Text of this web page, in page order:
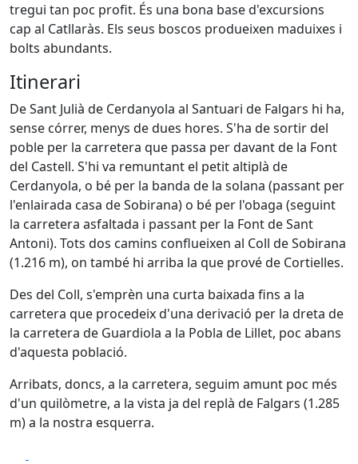
tregui tan poc profit. És una bona base d'excursions
cap al Catllaràs. Els seus boscos produeixen maduixes i
bolts abundants.
Itinerari
De Sant Julià de Cerdanyola al Santuari de Falgars hi ha,
sense córrer, menys de dues hores. S'ha de sortir del
poble per la carretera que passa per davant de la Font
del Castell. S'hi va remuntant el petit altiplà de
Cerdanyola, o bé per la banda de la solana (passant per
l'enlairada casa de Sobirana) o bé per l'obaga (seguint
la carretera asfaltada i passant per la Font de Sant
Antoni). Tots dos camins conflueixen al Coll de Sobirana
(1.216 m), on també hi arriba la que prové de Cortielles.
Des del Coll, s'emprèn una curta baixada fins a la
carretera que procedeix d'una derivació per la dreta de
la carretera de Guardiola a la Pobla de Lillet, poc abans
d'aquesta població.
Arribats, doncs, a la carretera, seguim amunt poc més
d'un quilòmetre, a la vista ja del replà de Falgars (1.285
m) a la nostra esquerra.